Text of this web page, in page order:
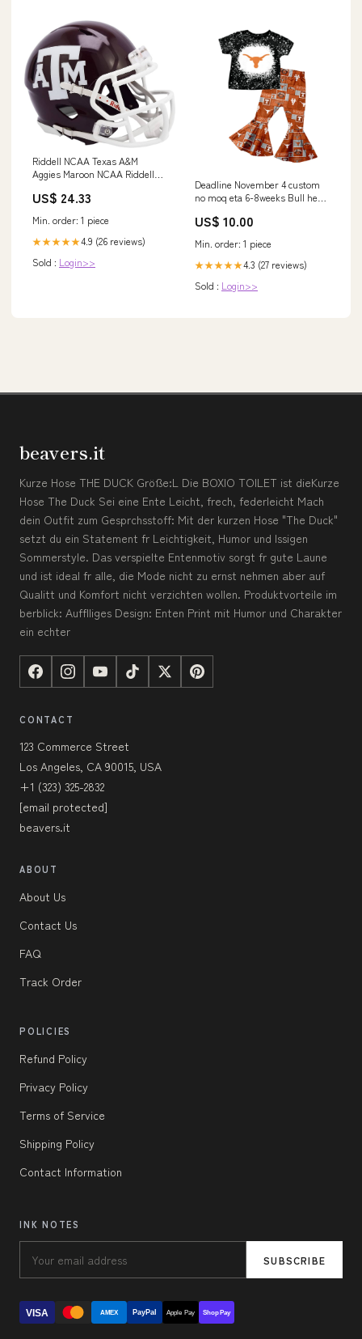
Riddell NCAA Texas A&M
Aggies Maroon NCAA Riddell
Sports & Outdoors
US$ 24.33
Min. order: 1 piece
★★★★★4.9 (26 reviews)
Sold : Login>>
Deadline November 4 custom
no moq eta 6-8weeks Bull head
sleeves-rust red flared pants
US$ 10.00
Min. order: 1 piece
★★★★★4.3 (27 reviews)
Sold : Login>>
beavers.it
Kurze Hose THE DUCK Größe:L Die BOXIO TOILET ist dieKurze
Hose The Duck Sei eine Ente Leicht, frech, federleicht Mach
dein Outfit zum Gesprchsstoff: Mit der kurzen Hose "The Duck"
setzt du ein Statement fr Leichtigkeit, Humor und lssigen
Sommerstyle. Das verspielte Entenmotiv sorgt fr gute Laune
und ist ideal fr alle, die Mode nicht zu ernst nehmen aber auf
Qualitt und Komfort nicht verzichten wollen. Produktvorteile im
berblick: Aufflliges Design: Enten Print mit Humor und Charakter
ein echter
CONTACT
123 Commerce Street
Los Angeles, CA 90015, USA
+1 (323) 325-2832
[email protected]
beavers.it
ABOUT
About Us
Contact Us
FAQ
Track Order
POLICIES
Refund Policy
Privacy Policy
Terms of Service
Shipping Policy
Contact Information
INK NOTES
SUBSCRIBE
VISA AMEX PayPal Apple Pay Shop Pay